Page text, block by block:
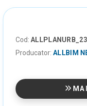
Cod: ALLPLANURB_23
Producator: ALLBIM
MA